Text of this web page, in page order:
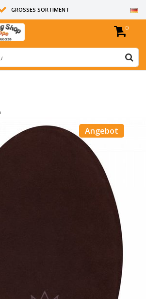
GROSSES SORTIMENT
14 TAGE RÜCKGABERECHT
SIND UNGEBOHRT
0
Angebot